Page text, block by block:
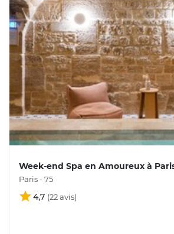
Week-end Spa en Amoureux à
Paris - 75
4,7